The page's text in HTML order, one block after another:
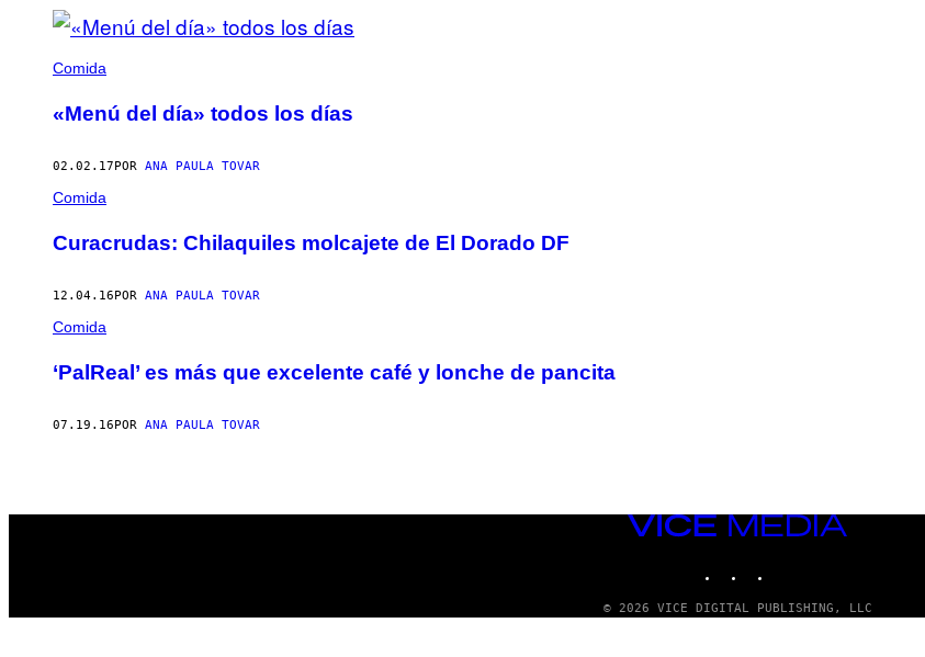
Comida
«Menú del día» todos los días
02.02.17 POR ANA PAULA TOVAR
Comida
Curacrudas: Chilaquiles molcajete de El Dorado DF
12.04.16 POR ANA PAULA TOVAR
Comida
‘PalReal’ es más que excelente café y lonche de pancita
07.19.16 POR ANA PAULA TOVAR
VICE
© 2026 VICE DIGITAL PUBLISHING, LLC